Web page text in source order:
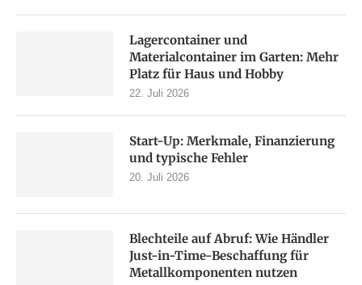
Lagercontainer und
Materialcontainer im Garten: Mehr
Platz für Haus und Hobby
22. Juli 2026
Start-Up: Merkmale, Finanzierung
und typische Fehler
20. Juli 2026
Blechteile auf Abruf: Wie Händler
Just-in-Time-Beschaffung für
Metallkomponenten nutzen